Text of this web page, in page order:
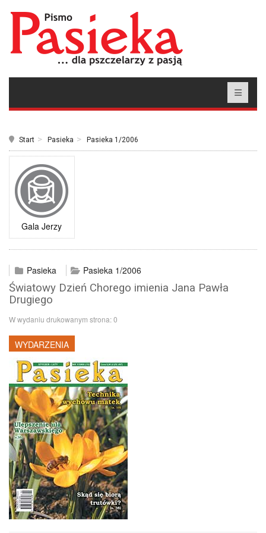
Start Pasieka Pasieka 1/2006
Gala Jerzy
Pasieka Pasieka 1/2006
Światowy Dzień Chorego imienia Jana Pawła
Drugiego
W wydaniu drukowanym strona:0
WYDARZENIA